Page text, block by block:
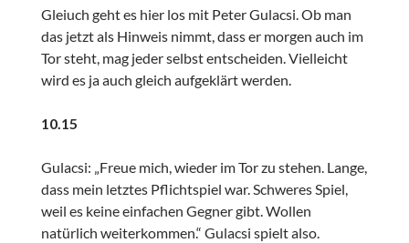
Gleiuch geht es hier los mit Peter Gulacsi. Ob man
das jetzt als Hinweis nimmt, dass er morgen auch im
Tor steht, mag jeder selbst entscheiden. Vielleicht
wird es ja auch gleich aufgeklärt werden.
10.15
Gulacsi: „Freue mich, wieder im Tor zu stehen. Lange,
dass mein letztes Pflichtspiel war. Schweres Spiel,
weil es keine einfachen Gegner gibt. Wollen
natürlich weiterkommen.“ Gulacsi spielt also.